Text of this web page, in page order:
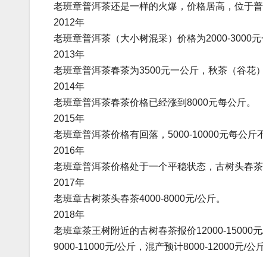
老班章普洱茶还是一样的火爆，价格居高，位于
2012年
老班章普洱茶（大小树混采）价格为2000-3000
2013年
老班章普洱茶春茶为3500元一公斤，秋茶（谷花
2014年
老班章普洱茶春茶价格已经涨到8000元每公斤。
2015年
老班章普洱茶价格有回落，5000-10000元每公斤
2016年
老班章普洱茶价格处于一个平稳状态，古树头春
2017年
老班章古树茶头春茶4000-8000元/公斤。
2018年
老班章茶王树附近的古树春茶报价12000-15000
9000-11000元/公斤，混产预计8000-12000元/公斤